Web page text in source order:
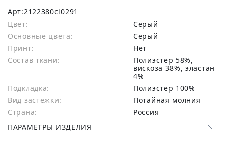
Арт:2122380cl0291
Цвет:
Серый
Основные цвета:
серый
Принт:
Нет
Состав ткани:
полиэстер 58%,
вискоза 38%, эластан
4%
Подкладка:
Полиэстер 100%
Вид застежки:
Потайная молния
Страна:
Россия
ПАРАМЕТРЫ ИЗДЕЛИЯ